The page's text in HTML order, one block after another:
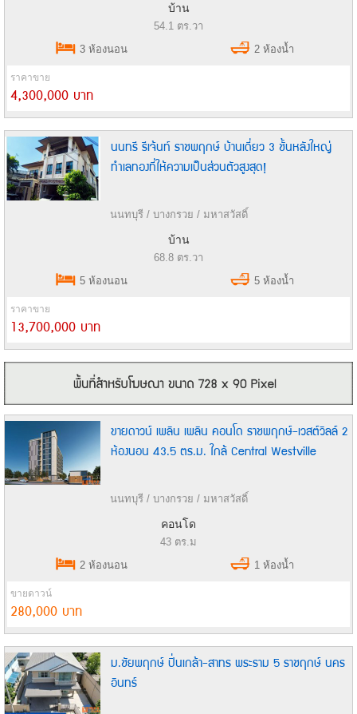
บ้าน
54.1 ตร.วา
3 ห้องนอน
2 ห้องน้ำ
ราคาขาย
4,300,000 บาท
นนทรี รีเจ้นท์ ราชพฤกษ์ บ้านเดี่ยว 3 ชั้นหลังใหญ่
ทำเลทองที่ให้ความเป็นส่วนตัวสูงสุด!
นนทบุรี / บางกรวย / มหาสวัสดิ์
บ้าน
68.8 ตร.วา
5 ห้องนอน
5 ห้องน้ำ
ราคาขาย
13,700,000 บาท
ขายดาวน์ เพลิน เพลิน คอนโด ราชพฤกษ์-เวสต์วิลล์ 2
ห้องนอน 43.5 ตร.ม. ใกล้ Central Westville
นนทบุรี / บางกรวย / มหาสวัสดิ์
คอนโด
43 ตร.ม
2 ห้องนอน
1 ห้องน้ำ
ขายดาวน์
280,000 บาท
ม.ชัยพฤกษ์ ปิ่นเกล้า-สาทร พระราม 5 ราชฤกษ์ นคร
อินทร์